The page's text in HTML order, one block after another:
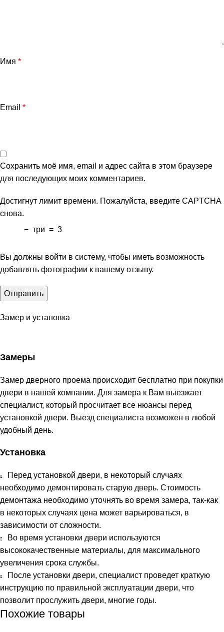
Имя *
Email *
Сохранить моё имя, email и адрес сайта в этом браузере
для последующих моих комментариев.
Достигнут лимит времени. Пожалуйста, введите CAPTCHA
снова.
− три = 3
Вы должны войти в систему, чтобы иметь возможность
добавлять фотографии к вашему отзыву.
Замер и установка
Замеры
Замер дверного проема происходит бесплатно при покупки
двери в нашей компании. Для замера к Вам выезжает
специалист, который просчитает все нюансы перед
установкой двери. Выезд специалиста возможен в любой
удобный день.
Установка
Перед установкой двери, в некоторый случаях
необходимо демонтировать старую дверь. Стоимость
демонтажа необходимо уточнять во время замера, так-как
в некоторых случаях цена может варьироваться, в
зависимости от сложности.
Во время установки двери используются
высококачественные материалы, для максимального
увеличения срока службы.
После установки двери, специалист проведет краткую
инструкцию по правильной эксплуатации двери, что
позволит прослужить двери, многие годы.
Похожие товары